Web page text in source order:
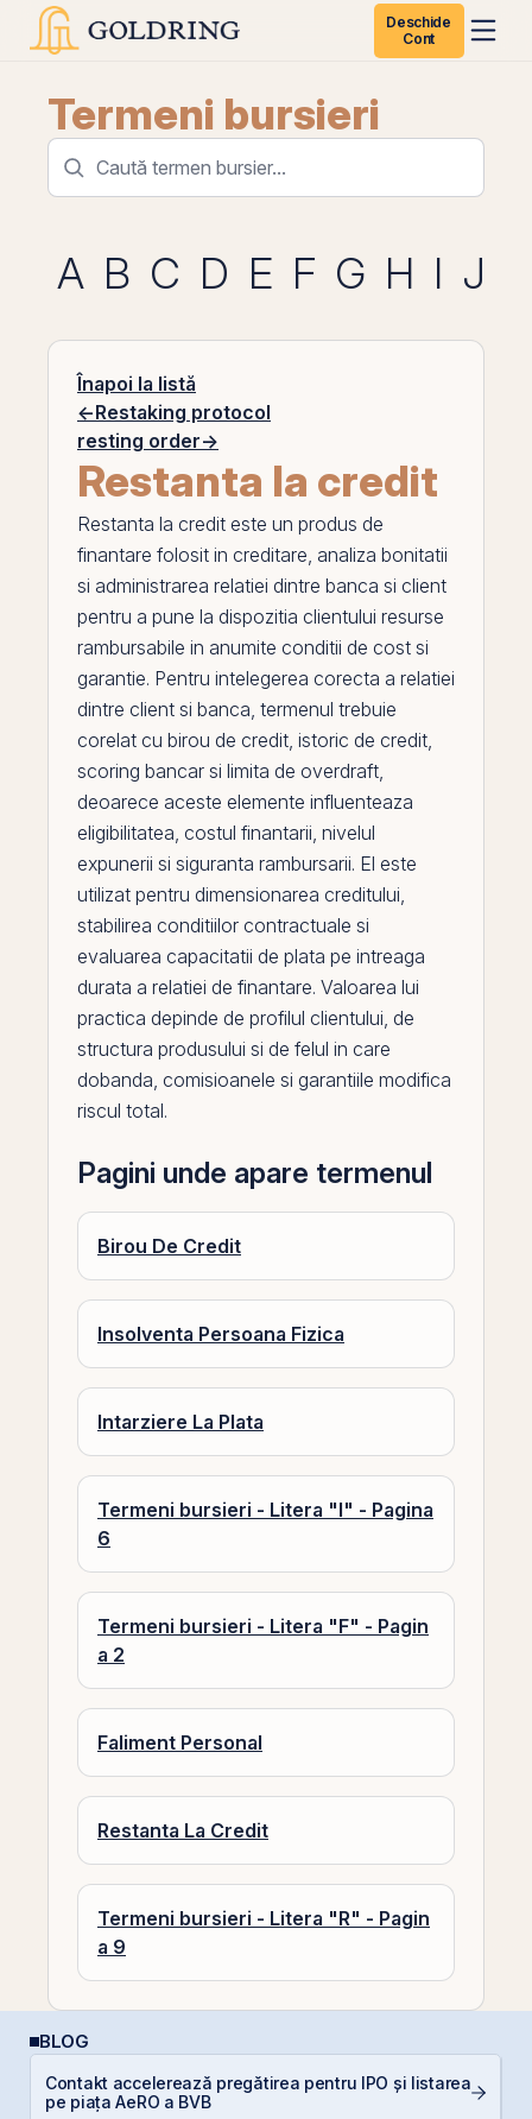
Deschide
Cont
Termeni bursieri
A B C D E F G H I J
Înapoi la listă
←Restaking protocol
resting order→
Restanta la credit
Restanta la credit este un produs de
finantare folosit in creditare, analiza bonitatii
si administrarea relatiei dintre banca si client
pentru a pune la dispozitia clientului resurse
rambursabile in anumite conditii de cost si
garantie. Pentru intelegerea corecta a relatiei
dintre client si banca, termenul trebuie
corelat cu birou de credit, istoric de credit,
scoring bancar si limita de overdraft,
deoarece aceste elemente influenteaza
eligibilitatea, costul finantarii, nivelul
expunerii si siguranta rambursarii. El este
utilizat pentru dimensionarea creditului,
stabilirea conditiilor contractuale si
evaluarea capacitatii de plata pe intreaga
durata a relatiei de finantare. Valoarea lui
practica depinde de profilul clientului, de
structura produsului si de felul in care
dobanda, comisioanele si garantiile modifica
riscul total.
Pagini unde apare termenul
Birou De Credit
Insolventa Persoana Fizica
Intarziere La Plata
Termeni bursieri - Litera "I" - Pagina
6
Termeni bursieri - Litera "F" - Pagin
a 2
Faliment Personal
Restanta La Credit
Termeni bursieri - Litera "R" - Pagin
a 9
BLOG
Contakt accelerează pregătirea pentru IPO și listarea
pe piața AeRO a BVB